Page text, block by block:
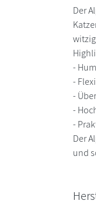
Der
-
-
-
-
-
Der
und